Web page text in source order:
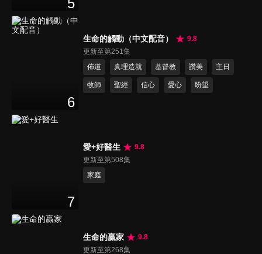
6
生命的觸動（中文配音）
9.8
更新至第251集
佈道
真理造就 基督教 讚美 主日
牧師 聖經 信心 愛心 盼望
7
愛+好醫生
9.8
更新至第508集
家庭
生命的贏家
9.8
更新至第268集